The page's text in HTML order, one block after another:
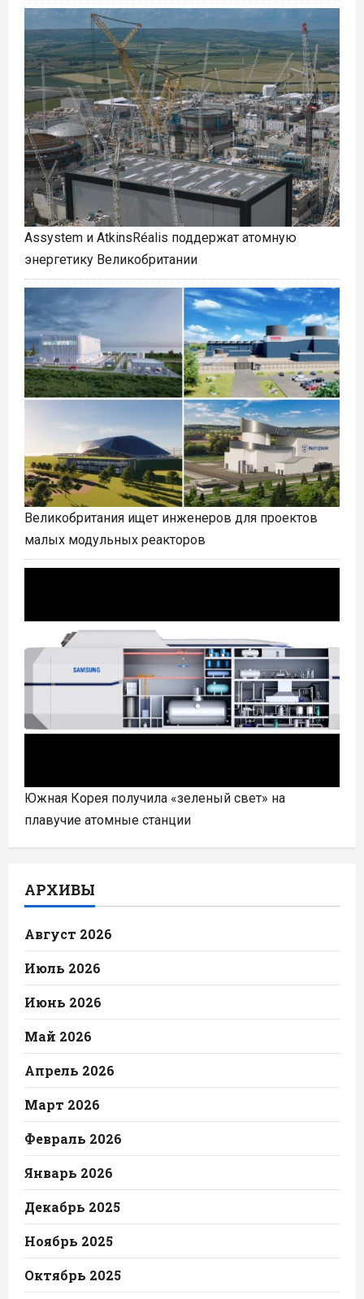
Assystem и AtkinsRéalis поддержат атомную
энергетику Великобритании
Великобритания ищет инженеров для проектов
малых модульных реакторов
Южная Корея получила «зеленый свет» на
плавучие атомные станции
АРХИВЫ
Август 2026
Июль 2026
Июнь 2026
Май 2026
Апрель 2026
Март 2026
Февраль 2026
Январь 2026
Декабрь 2025
Ноябрь 2025
Октябрь 2025